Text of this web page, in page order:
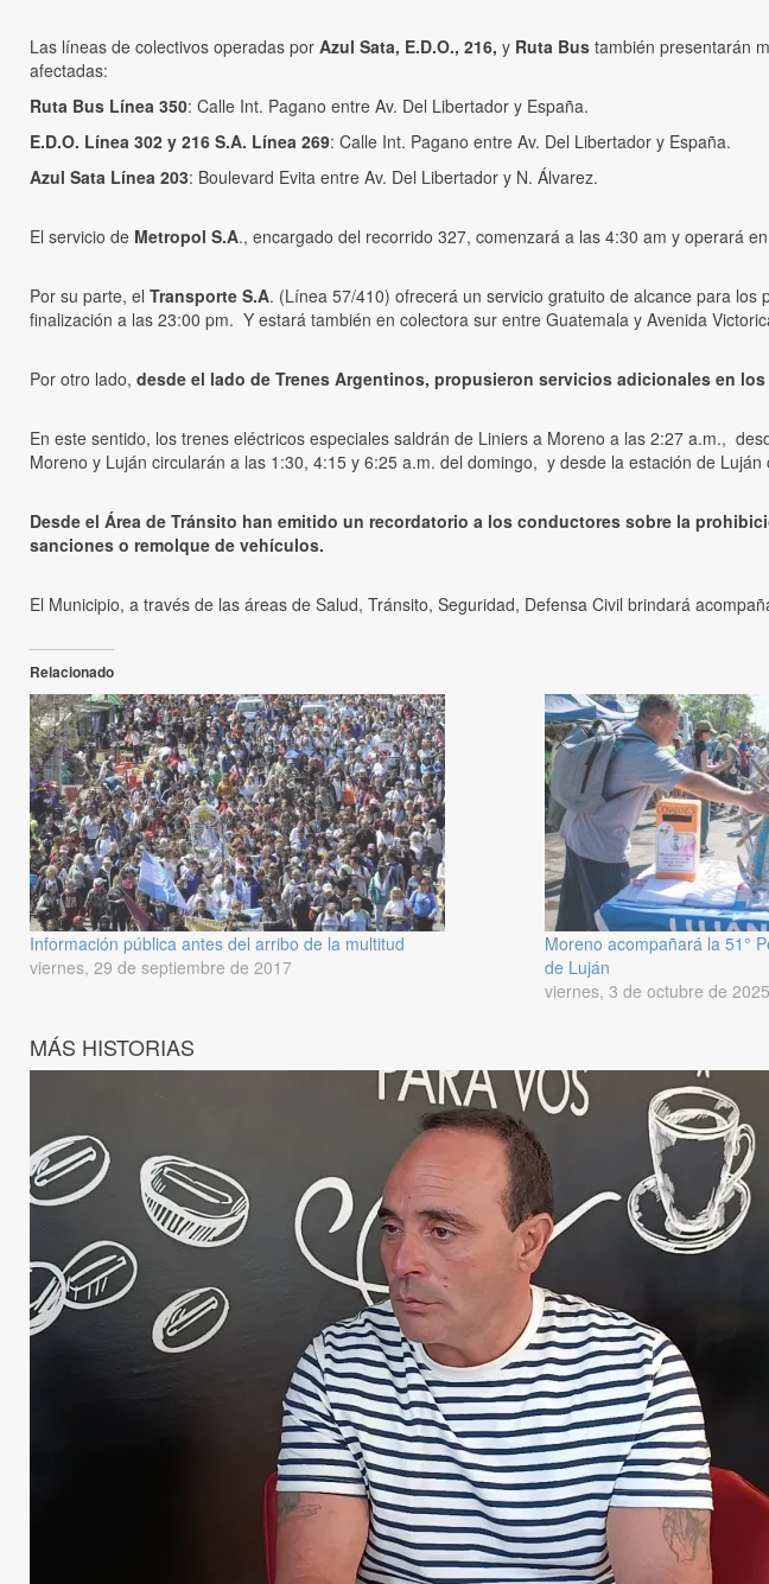
Las líneas de colectivos operadas por Azul Sata, E.D.O., 216, y Ruta Bus también presentarán
afectadas:
Ruta Bus Línea 350: Calle Int. Pagano entre Av. Del Libertador y España.
E.D.O. Línea 302 y 216 S.A. Línea 269: Calle Int. Pagano entre Av. Del Libertador y España.
Azul Sata Línea 203: Boulevard Evita entre Av. Del Libertador y N. Álvarez.
El servicio de Metropol S.A., encargado del recorrido 327, comenzará a las 4:30 am y operará
Por su parte, el Transporte S.A. (Línea 57/410) ofrecerá un servicio gratuito de alcance para
finalización a las 23:00 pm. Y estará también en colectora sur entre Guatemala y Avenida
Por otro lado, desde el lado de Trenes Argentinos, propusieron servicios adicionales en
En este sentido, los trenes eléctricos especiales saldrán de Liniers a Moreno a las 2:27 a.m.,
Moreno y Luján circularán a las 1:30, 4:15 y 6:25 a.m. del domingo, y desde la estación de
Desde el Área de Tránsito han emitido un recordatorio a los conductores sobre la
sanciones o remolque de vehículos.
El Municipio, a través de las áreas de Salud, Tránsito, Seguridad, Defensa Civil brindará
Relacionado
Información pública antes del arribo de la multitud
viernes, 29 de septiembre de 2017
Moreno acompañará la 51°
de Luján
viernes, 3 de octubre de 2025
MÁS HISTORIAS